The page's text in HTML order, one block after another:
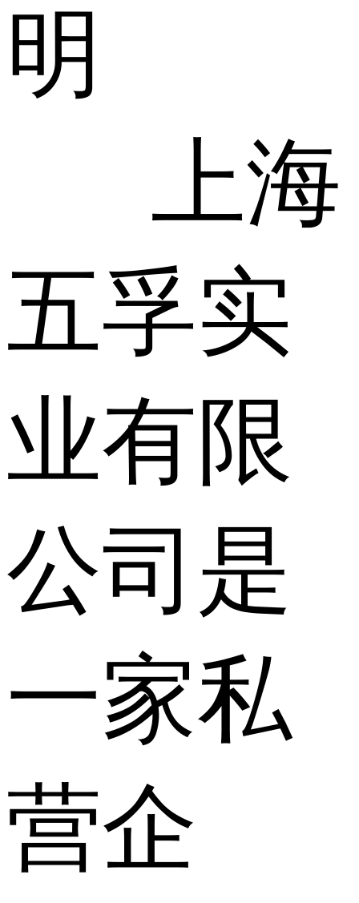
明
上海
五孚实
业有限
公司是
一家私
营企